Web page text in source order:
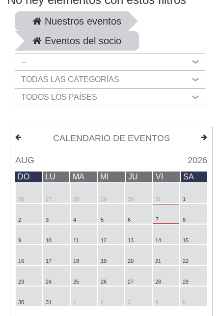
Nuestros eventos
Eventos del socio
--
TODAS LAS CATEGORÍAS
TODOS LOS PAÍSES
CALENDARIO DE EVENTOS
AUG 2026
DO LU MA MI JU VI SA
26 27 28 29 30 31 1
2 3 4 5 6 7 8
9 10 11 12 13 14 15
16 17 18 19 20 21 22
23 24 25 26 27 28 29
30 31 1 2 3 4 5